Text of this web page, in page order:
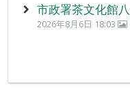
市政署茶文化館
2026年8月6日 18:03